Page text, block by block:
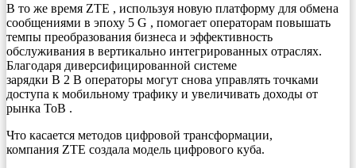
В то же время ZTE , используя новую платформу для обмена
сообщениями в эпоху 5 G , помогает операторам повышать
темпы преобразования бизнеса и эффективность
обслуживания в вертикально интегрированных отраслях.
Благодаря диверсифицированной системе
зарядки B 2 B операторы могут снова управлять точками
доступа к мобильному трафику и увеличивать доходы от
рынка ToB .
Что касается методов цифровой трансформации,
компания ZTE создала модель цифрового куба.